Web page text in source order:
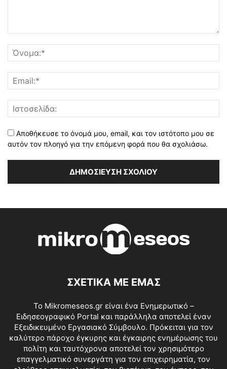
Αποθήκευσε το όνομά μου, email, και τον ιστότοπο μου σε
αυτόν τον πλοηγό για την επόμενη φορά που θα σχολιάσω.
ΣΧΕΤΙΚΑ ΜΕ ΕΜΑΣ
Το Mikromeseos.gr είναι ένα Ενημερωτικό –
Ειδησεογραφικό Portal και παράλληλα αποτελεί έναν
Εξειδικευμένο Εργασιακό Σύμβουλο. Πρόκειται για τον
καλύτερο πάροχο έγκυρης και έγκαιρης ενημέρωσης του
πολίτη και ταυτόχρονα αποτελεί τον χρησιμότερο
επαγγελματικό συνεργάτη για τον επιχειρηματία, τον